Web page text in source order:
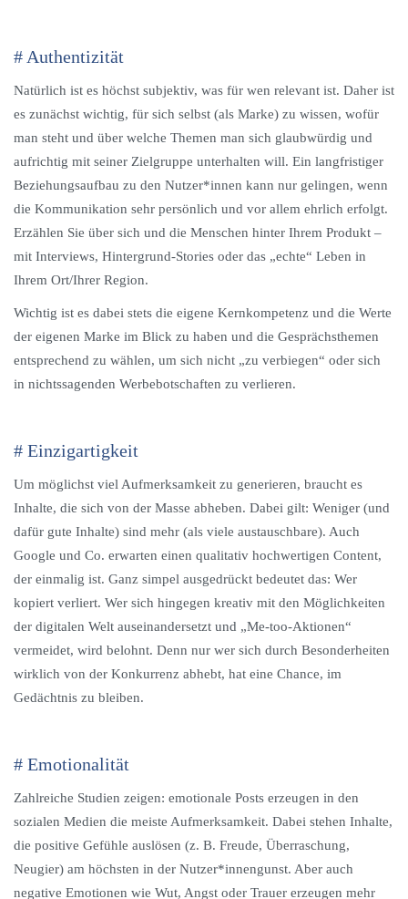
# Authentizität
Natürlich ist es höchst subjektiv, was für wen relevant ist. Daher ist
es zunächst wichtig, für sich selbst (als Marke) zu wissen, wofür
man steht und über welche Themen man sich glaubwürdig und
aufrichtig mit seiner Zielgruppe unterhalten will. Ein langfristiger
Beziehungsaufbau zu den Nutzer*innen kann nur gelingen, wenn
die Kommunikation sehr persönlich und vor allem ehrlich erfolgt.
Erzählen Sie über sich und die Menschen hinter Ihrem Produkt –
mit Interviews, Hintergrund-Stories oder das „echte“ Leben in
Ihrem Ort/Ihrer Region.
Wichtig ist es dabei stets die eigene Kernkompetenz und die Werte
der eigenen Marke im Blick zu haben und die Gesprächsthemen
entsprechend zu wählen, um sich nicht „zu verbiegen“ oder sich
in nichtssagenden Werbebotschaften zu verlieren.
# Einzigartigkeit
Um möglichst viel Aufmerksamkeit zu generieren, braucht es
Inhalte, die sich von der Masse abheben. Dabei gilt: Weniger (und
dafür gute Inhalte) sind mehr (als viele austauschbare). Auch
Google und Co. erwarten einen qualitativ hochwertigen Content,
der einmalig ist. Ganz simpel ausgedrückt bedeutet das: Wer
kopiert verliert. Wer sich hingegen kreativ mit den Möglichkeiten
der digitalen Welt auseinandersetzt und „Me-too-Aktionen“
vermeidet, wird belohnt. Denn nur wer sich durch Besonderheiten
wirklich von der Konkurrenz abhebt, hat eine Chance, im
Gedächtnis zu bleiben.
# Emotionalität
Zahlreiche Studien zeigen: emotionale Posts erzeugen in den
sozialen Medien die meiste Aufmerksamkeit. Dabei stehen Inhalte,
die positive Gefühle auslösen (z. B. Freude, Überraschung,
Neugier) am höchsten in der Nutzer*innengunst. Aber auch
negative Emotionen wie Wut, Angst oder Trauer erzeugen mehr